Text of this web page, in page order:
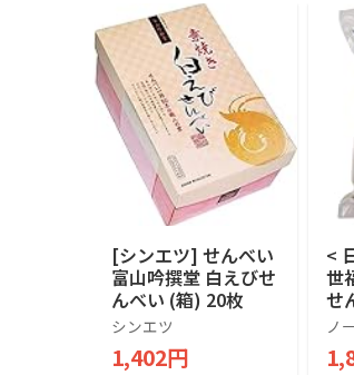
[シンエツ] せんべい
富山吟撰堂 白えびせ
んべい (箱) 20枚
シンエツ
1,402円
<
世
せ
富
×
ノ